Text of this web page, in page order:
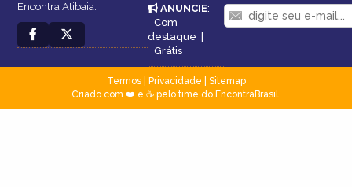
Encontra Atibaia.
ANUNCIE:
Com
destaque
Grátis
Termos| Privacidade
Sitemap
Criado com ❤️ e ☕ pelo time do EncontraBrasil